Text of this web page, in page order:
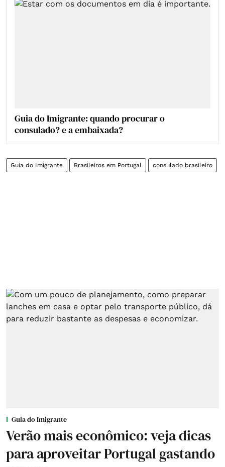
Guia do Imigrante: quando procurar o
consulado? e a embaixada?
Guia do Imigrante Brasileiros em Portugal consulado brasileiro
Guia do Imigrante
Verão mais econômico: veja dicas
para aproveitar Portugal gastando